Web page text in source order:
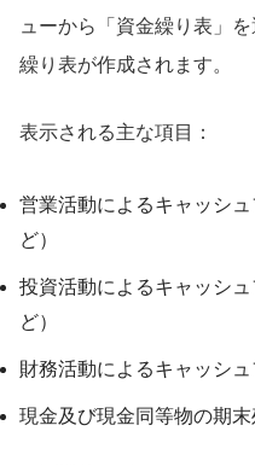
ューから「資金繰り表」
繰り表が作成されます。
表示される主な項目：
営業活動によるキャッシ
ど）
投資活動によるキャッシ
ど）
財務活動によるキャッシ
現金及び現金同等物の期末